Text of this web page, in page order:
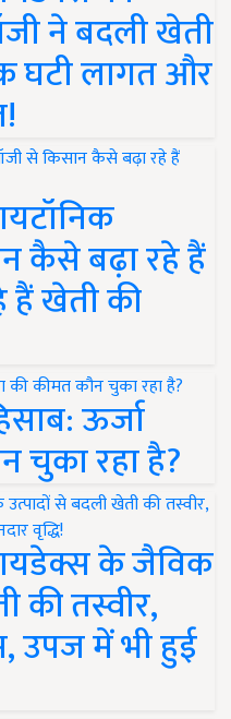
ने बदली खेती
घटी लागत और
कैसे बढ़ा रहे हैं
हैं खेती की
ऊर्जा
चुका रहा है?
के जैविक
की तस्वीर,
उपज में भी हुई